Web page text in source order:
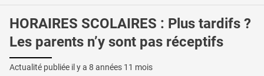
HORAIRES SCOLAIRES : Plus tardifs ?
Les parents n’y sont pas réceptifs
Actualité publiée il y a 8 années 11 mois